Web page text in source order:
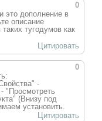
0
это дополнение в
описание
тугодумов как
Цитировать
0
-
"Просмотреть
(Внизу под
установить.
Цитировать